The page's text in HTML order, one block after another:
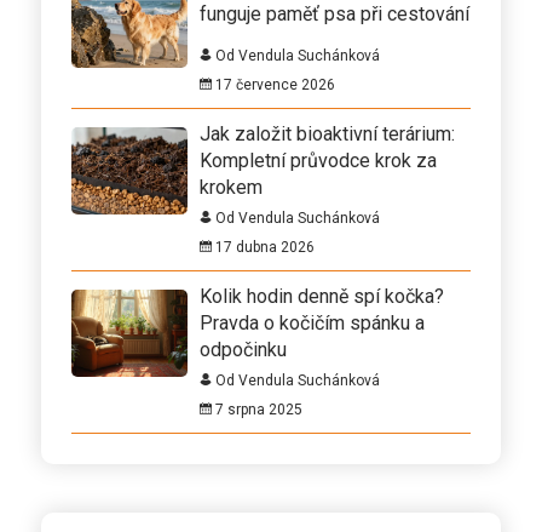
funguje paměť psa při cestování
Od Vendula Suchánková
17 července 2026
Jak založit bioaktivní terárium:
Kompletní průvodce krok za
krokem
Od Vendula Suchánková
17 dubna 2026
Kolik hodin denně spí kočka?
Pravda o kočičím spánku a
odpočinku
Od Vendula Suchánková
7 srpna 2025